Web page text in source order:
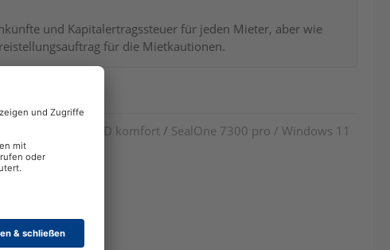
und Kapitalertragssteuer für jeden Mieter, aber wie
für die Mietkautionen.
zu suchen.
SCT cyberJack RFID komfort / SealOne 7300 pro / Windows 11